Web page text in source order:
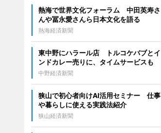
熱海で世界文化フォーラム 中田英寿さ
んや冨永愛さんら日本文化を語る
熱海経済新聞
東中野にハラール店 トルコケバブとイ
ンドカレー売りに、タイムサービスも
中野経済新聞
狭山で初心者向けAI活用セミナー 仕事
や暮らしに使える実践法紹介
狭山経済新聞